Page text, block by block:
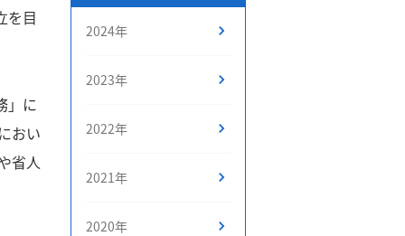
を目
」に
おい
省人
2024年
2023年
2022年
2021年
2020年